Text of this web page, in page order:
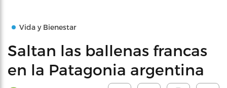
Vida y Bienestar
Saltan las ballenas francas
en la Patagonia argentina